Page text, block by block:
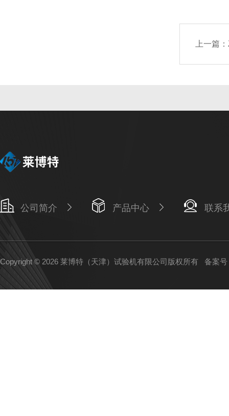
上一篇：
公司简介 产品中心 联系
Copyright © 2026 莱博特（天津）试验机有限公司版权所有 备案号